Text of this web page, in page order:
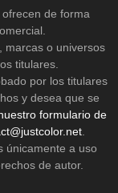
de forma
marcas o universos
titulares.
por los titulares
y desea que se
formulario de
.
únicamente a uso
de autor.